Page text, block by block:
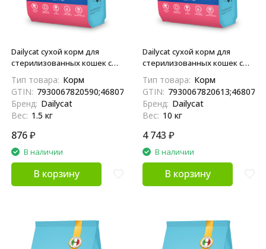
Dailycat сухой корм для
стерилизованных кошек с
креветкой - 1,5 кг
Тип товара: Корм
GTIN: 7930067820590;4680772410410;04680772410410
Бренд: Dailycat
Вес: 1.5 кг
876₽
В наличии
В корзину
Dailycat сухой корм для
стерилизованных кошек с
креветкой - 10 кг
Тип товара: Корм
GTIN:
Бренд: Dailycat
Вес: 10 кг
4 743 ₽
В наличии
В корзину